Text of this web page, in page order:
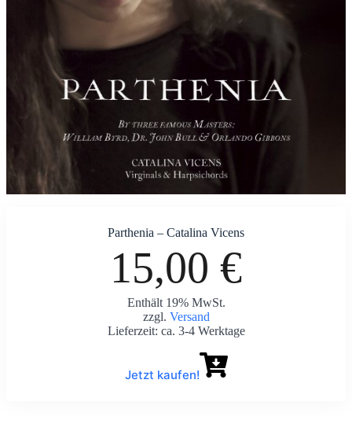
Parthenia – Catalina Vicens
15,00 €
Enthält 19% MwSt.
zzgl. Versand
Lieferzeit: ca. 3-4 Werktage
Jetzt kaufen!